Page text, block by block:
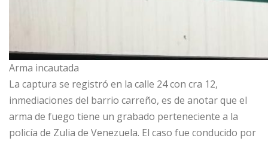
Arma incautada
La captura se registró en la calle 24 con cra 12,
inmediaciones del barrio carreño, es de anotar que el
arma de fuego tiene un grabado perteneciente a la
policía de Zulia de Venezuela. El caso fue conducido por